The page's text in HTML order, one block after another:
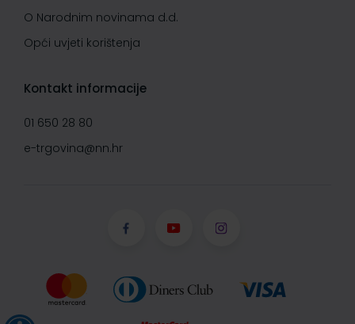
O Narodnim novinama d.d.
Opći uvjeti korištenja
Kontakt informacije
01 650 28 80
e-trgovina@nn.hr